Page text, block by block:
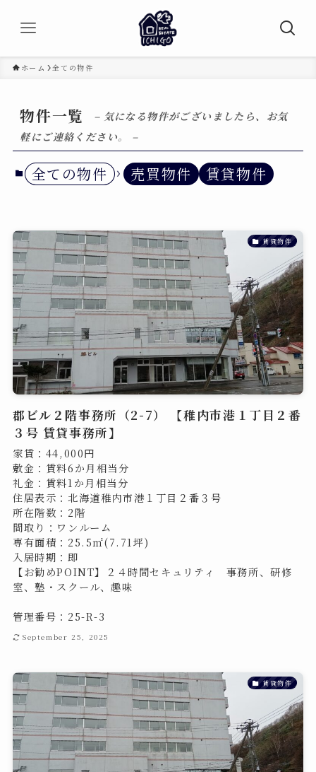
ホーム 全ての物件
物件一覧
– 気になる物件がございましたら、お気
軽にご連絡ください。 –
全ての物件 売買物件 賃貸物件
賃貸物件
郡ビル２階事務所（2-7） 【稚内市港１丁目２番
３号 賃貸事務所】
家賃：44,000円
敷金：賃料6か月相当分
礼金：賃料1か月相当分
住居表示：北海道稚内市港１丁目２番３号
所在階数：2階
間取り：ワンルーム
専有面積：25.5㎡(7.71坪)
入居時期：即
【お勧めPOINT】２４時間セキュリティ 事務所、研修
室、塾・スクール、趣味
管理番号：25-R-3
September 25, 2025
賃貸物件